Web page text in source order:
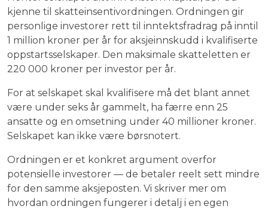
kjenne til skatteinsentivordningen. Ordningen gir
personlige investorer rett til inntektsfradrag på inntil
1 million kroner per år for aksjeinnskudd i kvalifiserte
oppstartsselskaper. Den maksimale skatteletten er
220 000 kroner per investor per år.
For at selskapet skal kvalifisere må det blant annet
være under seks år gammelt, ha færre enn 25
ansatte og en omsetning under 40 millioner kroner.
Selskapet kan ikke være børsnotert.
Ordningen er et konkret argument overfor
potensielle investorer — de betaler reelt sett mindre
for den samme aksjeposten. Vi skriver mer om
hvordan ordningen fungerer i detalj i en egen